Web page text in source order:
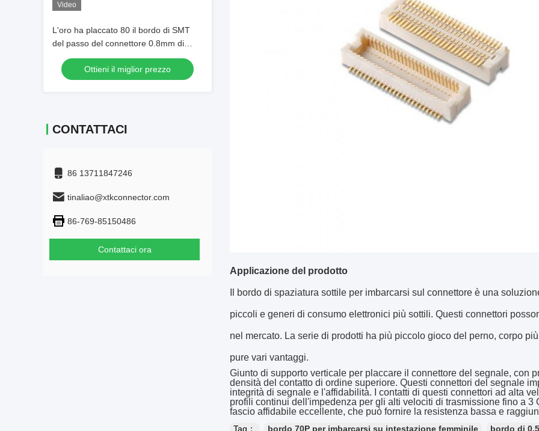
Video
L'oro ha placcato 80 il bordo di SMT
del passo del connettore 0.8mm di
Spillo BTB per imbarcarsi sulla sSpilloa
maschio del connettore
Ottieni il miglior prezzo
CONTATTACI
86 13711847246
tinaliao@xtkconnector.com
86-769-85150486
Contattaci ora
Applicazione del prodotto
Il bordo di spaziatura sottile per imbarcarsi sul connettore è una
piccoli e generi di consumo elettronici più sottili. Questi connettori
nel mercato. La serie di prodotti ha più piccolo gioco del perno, corpo
pure vari vantaggi.
Giunto di supporto verticale per placcare il connettore del segnale, con
densità del contatto di ordine superiore. Questi connettori del segnale
integrità di segnale e l'affidabilità. I contatti di questi connettori ad alta
profili continui dell'impedenza per gli alti velociti di trasmissione fino a 3
fascio affidabile eccellente, che può fornire la resistenza bassa e
Tag： bordo 70P per imbarcarsi su intestazione femminile bordo di